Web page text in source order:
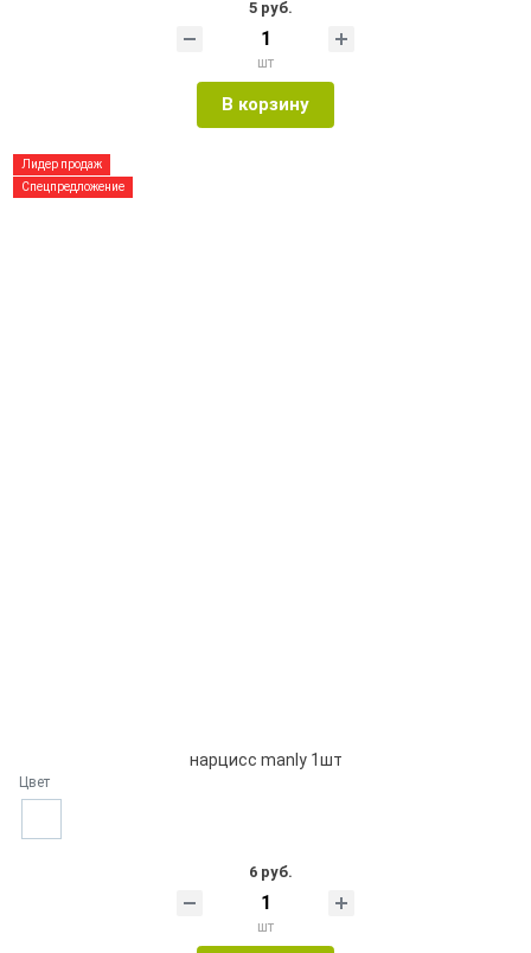
5 руб.
шт
В корзину
Лидер продаж
Спецпредложение
нарцисс manly 1шт
Цвет
6 руб.
шт